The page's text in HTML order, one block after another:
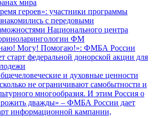
мира
героев»: участники программы
с передовыми
Национального центра
ФМ
Могу! Помогаю!»: ФМБА России
старт федеральной донорской акции для
и духовные ценности
не ограничивают самобытности и
многообразия. И этим Россия о
дважды» – ФМБА России дает
информационной кампании,